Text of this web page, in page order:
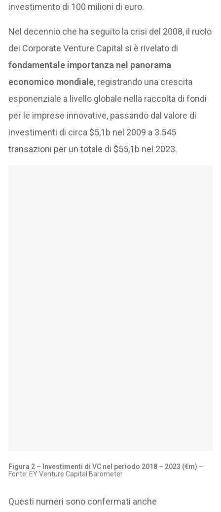
investimento di 100 milioni di euro.
Nel decennio che ha seguito la crisi del 2008, il ruolo
dei Corporate Venture Capital si è rivelato di
fondamentale importanza nel panorama
economico mondiale, registrando una crescita
esponenziale a livello globale nella raccolta di fondi
per le imprese innovative, passando dal valore di
investimenti di circa $5,1b nel 2009 a 3.545
transazioni per un totale di $55,1b nel 2023.
Figura 2 – Investimenti di VC nel periodo 2018 – 2023 (€m) –
Fonte: EY Venture Capital Barometer
Questi numeri sono confermati anche